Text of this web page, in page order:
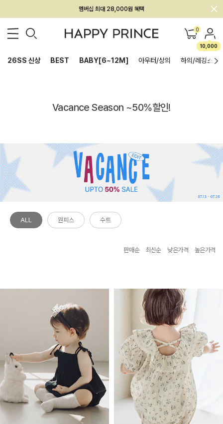
멤버십 최대 28,000원 혜택
0
10,000
26SS 신상 BEST BABY[6~12M] 아우터/상의 하의/레깅스
Vacance Season ~50%할인!
ALL 원피스 수트
판매순 최신순 낮은가격 높은가격